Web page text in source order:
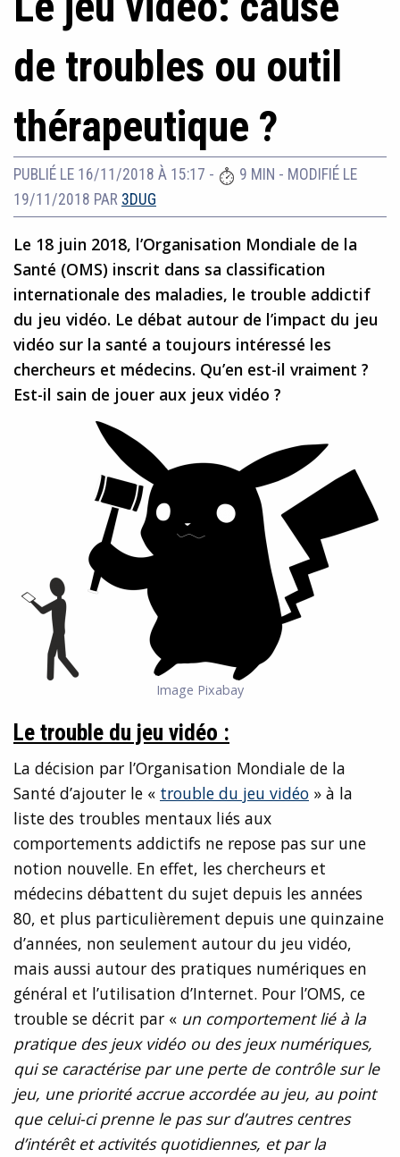
de troubles ou outil
thérapeutique ?
PUBLIÉ LE 16/11/2018 À 15:17 - 9 MIN - MODIFIÉ LE
19/11/2018 PAR 3DUG
Le 18 juin 2018, l’Organisation Mondiale de la
Santé (OMS) inscrit dans sa classification
internationale des maladies, le trouble addictif
du jeu vidéo. Le débat autour de l’impact du jeu
vidéo sur la santé a toujours intéressé les
chercheurs et médecins. Qu’en est-il vraiment ?
Est-il sain de jouer aux jeux vidéo ?
Image Pixabay
Le trouble du jeu vidéo :
La décision par l’Organisation Mondiale de la
Santé d’ajouter le « trouble du jeu vidéo » à la
liste des troubles mentaux liés aux
comportements addictifs ne repose pas sur une
notion nouvelle. En effet, les chercheurs et
médecins débattent du sujet depuis les années
80, et plus particulièrement depuis une quinzaine
d’années, non seulement autour du jeu vidéo,
mais aussi autour des pratiques numériques en
général et l’utilisation d’Internet. Pour l’OMS, ce
trouble se décrit par « un comportement lié à la
pratique des jeux vidéo ou des jeux numériques,
qui se caractérise par une perte de contrôle sur le
jeu, une priorité accrue accordée au jeu, au point
que celui-ci prenne le pas sur d’autres centres
d’intérêt et activités quotidiennes, et par la